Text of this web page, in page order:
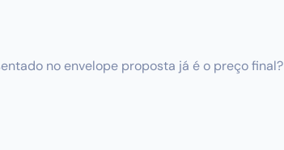
no envelope proposta já é o preço final?